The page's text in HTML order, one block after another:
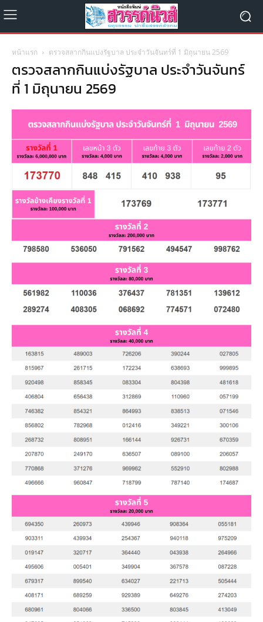
หน้าแรก ตรวจสลากกินแบ่งรัฐบาล ประจำวันจันทร์ที่ 1 มิถุนายน 2569
ตรวจสลากกินแบ่งรัฐบาล ประจำวันจันทร์
ที่ 1 มิถุนายน 2569